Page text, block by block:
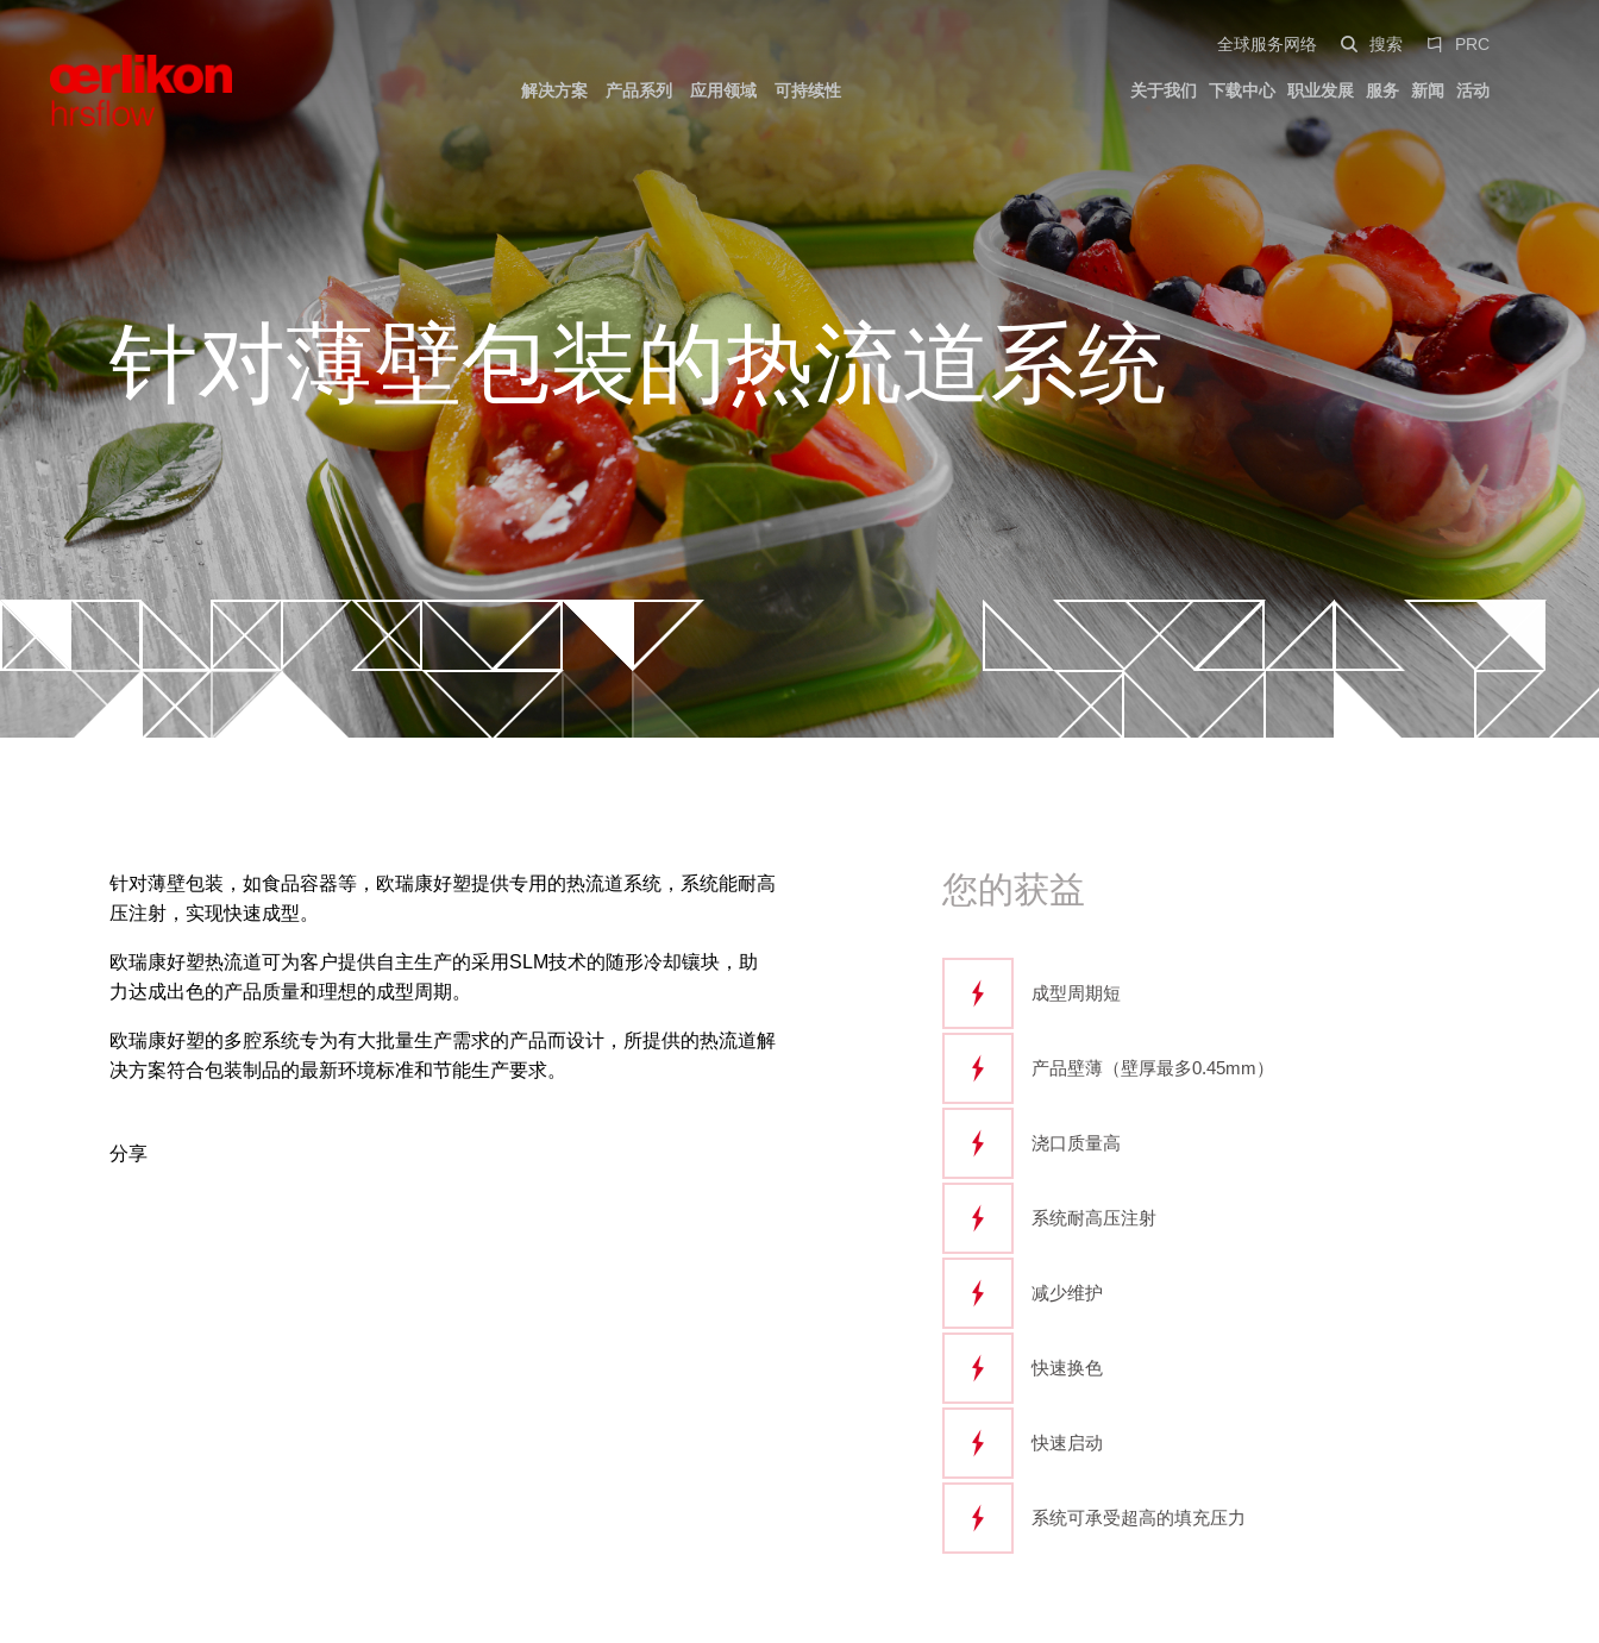
全球服务网络 搜索 PRC
Italiano
English
Deutsch
Español
中文
解决方案
先进的阀针控制
FLEXflow HRS 电动方案
用于家族模的FLEXflow HRS
MSR
液压版FLEXspeed
工艺优化
Fail Safe 保险型
T-Flow HRS和V-Flow HRS控制器
新！GLOW HRS
快速换模
HRScool Evo，无需冷却水路的缸
快速换色
SLM技术
车灯/Glazing
Diamond Lux
角度块热流道系统
多层热流道解决方案
紧凑型解决方案
Pa Full Compact
渐变型螺纹喷嘴
紧凑型叠模
多腔系统
新！Up系列喷嘴
Xd系列叠模系统
未来趋势
FIM 薄膜嵌入注塑成型技术
先进的模拟仿真
控制器数据集成
针阀式新概念
STARgate HRS™
产品系列
标准热流道系统
螺纹系统
面对面系统
热半模
叠模
单喷嘴
针阀式整体单喷嘴
FLEXflow HRS Family伺服针阀系列
FLEXflow HRS 伺服针阀热流道系统
FLEXflow One HRS：量产过程中无需控
制器
多腔热流道系统
用于多腔模的热流道系统
控制器
T-Flow HRS温控器
V-Flow HRS顺序控制器
应用领域
车灯 汽车内饰 物流&环境 汽车外饰
汽车发动机舱 技术应用 移动出行
电动汽车&自动驾驶 薄壁包装 医疗 园艺
家居用品&日用品 饮料 美妆个护
可持续性 关于我们
品牌概况 选择欧瑞康好塑的原因 热流道系统 发展历程
展会活动 社会责任 Trademarks
下载中心
2D-3D技术目录 PDF技术目录 宣传册 资质证书
可持续发展报告 道德准则和231模式
职业发展 服务
24/7客户服务 质保 培训
新闻 活动
针对薄壁包装的热流道系统
针对薄壁包装，如食品容器等，欧瑞康好塑提供专用的热流道系统，系统能耐高
压注射，实现快速成型。
欧瑞康好塑热流道可为客户提供自主生产的采用SLM技术的随形冷却镶块，助
力达成出色的产品质量和理想的成型周期。
欧瑞康好塑的多腔系统专为有大批量生产需求的产品而设计，所提供的热流道解
决方案符合包装制品的最新环境标准和节能生产要求。
分享
您的获益
成型周期短
产品壁薄（壁厚最多0.45mm）
浇口质量高
系统耐高压注射
减少维护
快速换色
快速启动
系统可承受超高的填充压力